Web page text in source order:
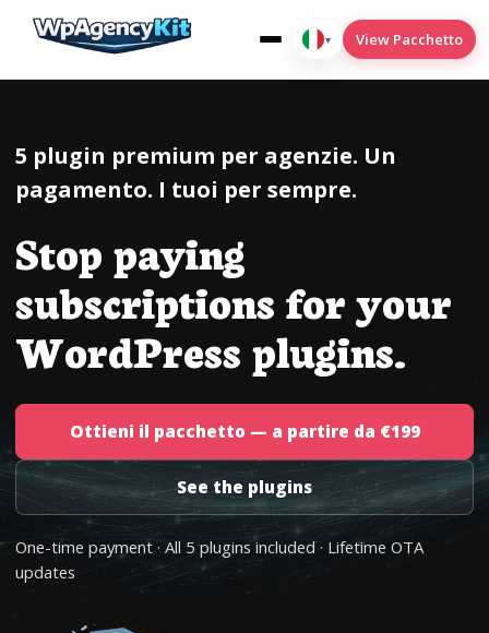
wpak-deploy2wp
WPAK-Condizioni del menu
wpak-seo
Italiano
▾ View Pacchetto
5 plugin premium per agenzie. Un
pagamento. I tuoi per sempre.
Stop paying
subscriptions for your
WordPress plugins.
Ottieni il pacchetto — a partire da €199
See the plugins
One-time payment · All 5 plugins included · Lifetime OTA
updates